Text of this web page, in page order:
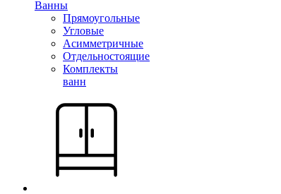
Ванны
Прямоугольные
Угловые
Асимметричные
Отдельностоящие
Комплекты
ванн